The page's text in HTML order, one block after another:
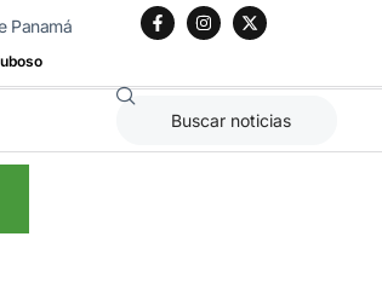
Panamá